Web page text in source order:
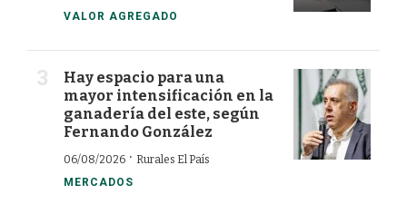
VALOR AGREGADO
Hay espacio para una
mayor intensificación en la
ganadería del este, según
Fernando González
06/08/2026 · Rurales El País
MERCADOS